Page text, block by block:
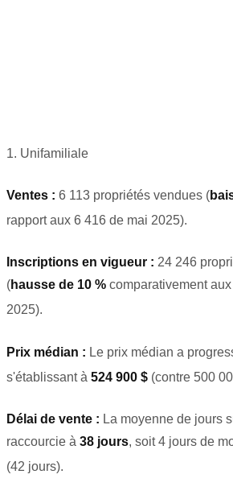
1. Unifamiliale
Ventes : 6 113 propriétés vendues (
rapport aux 6 416 de mai 2025).
Inscriptions en vigueur : 24 246
(hausse de 10 % comparativement
2025).
Prix médian : Le prix médian a
s'établissant à 524 900 $ (contre 500
Délai de vente : La moyenne de jours
raccourcie à 38 jours, soit 4 jours de
(42 jours).